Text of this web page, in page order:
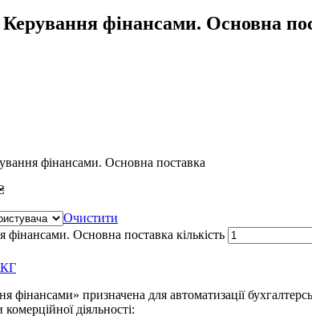
Керування фінансами. Основна
фінансами. Основна поставка
Очистити
Основна поставка кількість
призначена для автоматизації
діяльності: